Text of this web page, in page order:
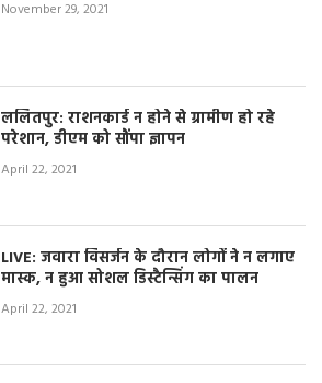
November 29, 2021
ललितपुर: राशनकार्ड न होने से ग्रामीण हो रहे
परेशान, डीएम को सौंपा ज्ञापन
April 22, 2021
LIVE: जवारा विसर्जन के दौरान लोगों ने न लगाए
मास्क, न हुआ सोशल डिस्टैन्सिंग का पालन
April 22, 2021